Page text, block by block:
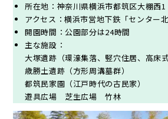
所在地：神奈川県横浜市都筑区大棚西1
アクセス：横浜市営地下鉄「センター
開園時間：公園部分は24時間
主な施設：
大塚遺跡（環濠集落、竪穴住居、高床式
歳勝土遺跡（方形周溝墓群）
都筑民家園（江戸時代の古民家）
遊具広場 芝生広場 竹林